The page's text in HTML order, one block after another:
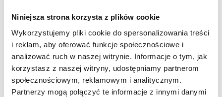
Niniejsza strona korzysta z plików cookie
Wykorzystujemy pliki cookie do spersonalizowania treści
i reklam, aby oferować funkcje społecznościowe i
analizować ruch w naszej witrynie. Informacje o tym, jak
korzystasz z naszej witryny, udostępniamy partnerom
społecznościowym, reklamowym i analitycznym.
Partnerzy mogą połączyć te informacje z innymi danymi
2 101 zł
2 584 zł brutto / msc.
165 450 zł
Twój nowy samochód w kilku